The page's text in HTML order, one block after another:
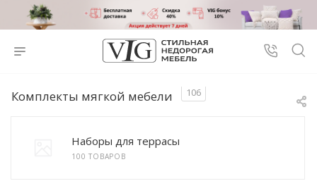
Комплекты мягкой мебели 106
Наборы для террасы
100 ТОВАРОВ